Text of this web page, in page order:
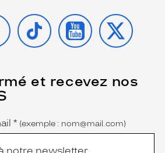
TIKTOK YOUTUBE
X
et recevez nos
* (exemple : nom@mail.com)